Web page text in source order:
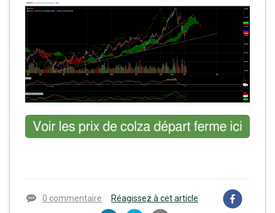
0 commentaire Réagissez à cet article